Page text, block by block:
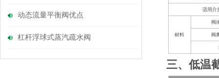
动态流量平衡阀优点
杠杆浮球式蒸汽疏水阀
适用介
材料
阀
阀
三、低温